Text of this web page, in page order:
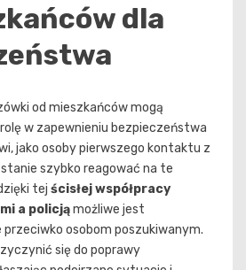
dla
od mieszkańców mogą
w zapewnieniu bezpieczeństwa
jako osoby pierwszego kontaktu z
szybko reagować na te
tej ścisłej współpracy
a policjąmożliwe jest
osobom poszukiwanym.
się do poprawy